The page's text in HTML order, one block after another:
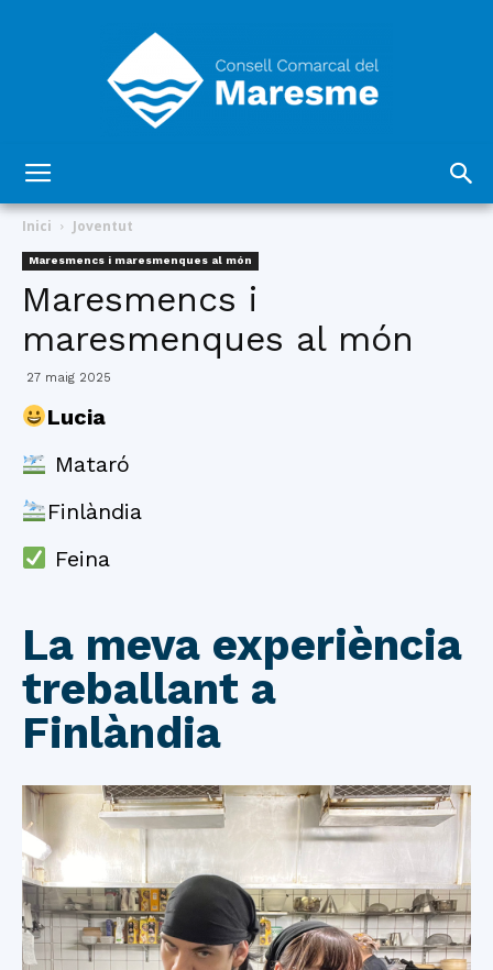
Comarcal
Inici Joventut
Maresmencs i maresmenques al món
Maresmencs i
maresmenques al món
27 maig 2025
Lucia
Mataró
Finlàndia
Feina
La meva experiència
treballant a
Finlàndia